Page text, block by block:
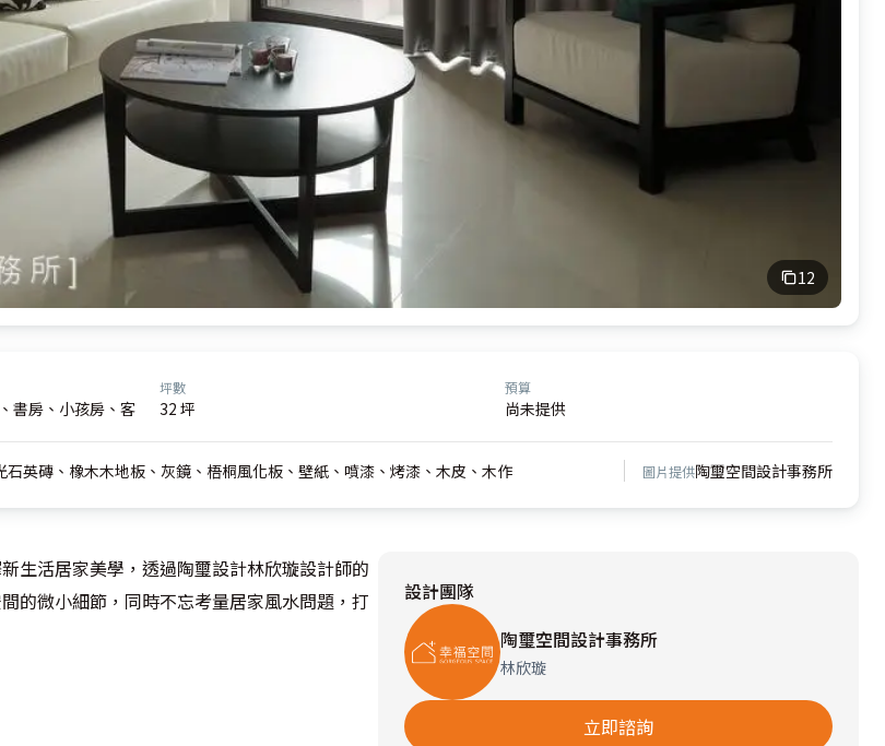
12
書房、小孩房、客
坪數
32 坪
預算
尚未提供
石英磚、橡木木地板、灰鏡、梧桐風化板、壁紙、噴漆、烤漆、木皮、木作 圖片提供陶璽空間設計事務所
生活居家美學，透過陶璽設計林欣璇設計師的
的微小細節，同時不忘考量居家風水問題，打
設計團隊
陶璽空間設計事務所
林欣璇
立即諮詢